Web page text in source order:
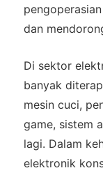
dan
Di sektor
banyak
mesin cuci,
game, sistem
lagi. Dalam
elektronik